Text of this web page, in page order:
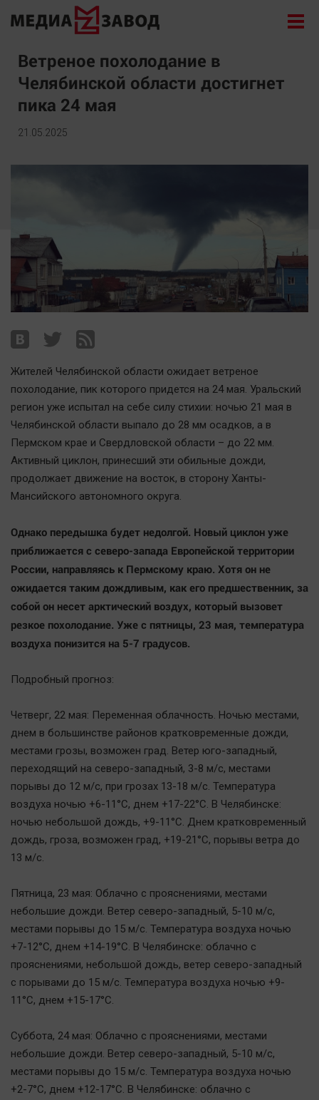
Новости
Экономика
Происшествия
Общество
Курилка
Поиск
Архив
Наша победа
Политика
Экономика
Здоровье
Культура
Курилка
Мнения
Технологии
Отраслевые темы
Hедвижимость
Образование
Автомобили
Медиаграмотность
Медицина
Новости компаний
Прогулки по городу Ч
Спецпроект
Статистика
Челябинск космический
Bookworms
Online-консультация
Актуальная тема
Афиша
Быстрый медиазавод
Вирус чтения
Вкусное
Ветреное похолодание в
Челябинской области достигнет
пика 24 мая
21.05.2025
Жителей Челябинской области ожидает ветреное
похолодание, пик которого придется на 24 мая. Уральский
регион уже испытал на себе силу стихии: ночью 21 мая в
Челябинской области выпало до 28 мм осадков, а в
Пермском крае и Свердловской области – до 22 мм.
Активный циклон, принесший эти обильные дожди,
продолжает движение на восток, в сторону Ханты-
Мансийского автономного округа.
Однако передышка будет недолгой. Новый циклон уже
приближается с северо-запада Европейской территории
России, направляясь к Пермскому краю. Хотя он не
ожидается таким дождливым, как его предшественник, за
собой он несет арктический воздух, который вызовет
резкое похолодание. Уже с пятницы, 23 мая, температура
воздуха понизится на 5-7 градусов.
Подробный прогноз:
Четверг, 22 мая: Переменная облачность. Ночью местами,
днем в большинстве районов кратковременные дожди,
местами грозы, возможен град. Ветер юго-западный,
переходящий на северо-западный, 3-8 м/с, местами
порывы до 12 м/с, при грозах 13-18 м/с. Температура
воздуха ночью +6-11°C, днем +17-22°C. В Челябинске:
ночью небольшой дождь, +9-11°C. Днем кратковременный
дождь, гроза, возможен град, +19-21°C, порывы ветра до
13 м/с.
Пятница, 23 мая: Облачно с прояснениями, местами
небольшие дожди. Ветер северо-западный, 5-10 м/с,
местами порывы до 15 м/с. Температура воздуха ночью
+7-12°C, днем +14-19°C. В Челябинске: облачно с
прояснениями, небольшой дождь, ветер северо-западный
с порывами до 15 м/с. Температура воздуха ночью +9-
11°C, днем +15-17°C.
Суббота, 24 мая: Облачно с прояснениями, местами
небольшие дожди. Ветер северо-западный, 5-10 м/с,
местами порывы до 15 м/с. Температура воздуха ночью
+2-7°C, днем +12-17°C. В Челябинске: облачно с